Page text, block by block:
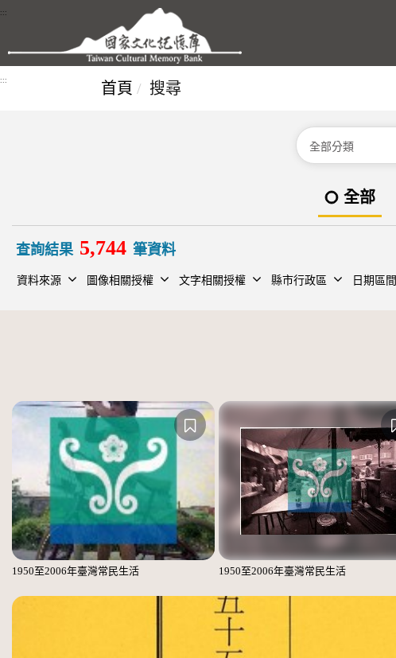
跳到主要內容區塊
:::
::: 首頁 搜尋
分類
全部
查詢結果 5,744 筆資料
資料來源 圖像相關授權 文字相關授權 縣市行政區 日期區間
1950至2006年臺灣常民生活 1950至2006年臺灣常民生活